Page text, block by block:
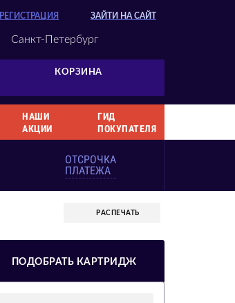
КОРЗИНА
РЕГИСТРАЦИЯ ЗАЙТИ НА САЙТ
Санкт-Петербург
НАШИ
АКЦИИ
ГИД
ПОКУПАТЕЛЯ
ОТСРОЧКА
ПЛАТЕЖА
РАСПЕЧАТЬ
ПОДОБРАТЬ КАРТРИДЖ